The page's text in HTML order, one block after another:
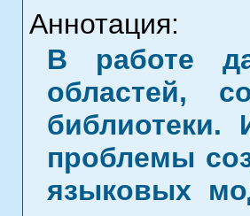
Аннотация:
В работе
областей,
библиотеки.
проблемы
языковых